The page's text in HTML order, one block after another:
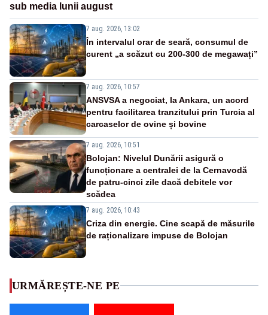
sub media lunii august
7 aug. 2026, 13:02
În intervalul orar de seară, consumul de
curent „a scăzut cu 200-300 de megawați”
7 aug. 2026, 10:57
ANSVSA a negociat, la Ankara, un acord
pentru facilitarea tranzitului prin Turcia al
carcaselor de ovine și bovine
7 aug. 2026, 10:51
Bolojan: Nivelul Dunării asigură o
funcționare a centralei de la Cernavodă
de patru-cinci zile dacă debitele vor
scădea
7 aug. 2026, 10:43
Criza din energie. Cine scapă de măsurile
de raționalizare impuse de Bolojan
URMĂREȘTE-NE PE